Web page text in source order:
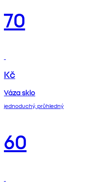
70
Kč
Váza sklo
jednoduchý, průhledný
60